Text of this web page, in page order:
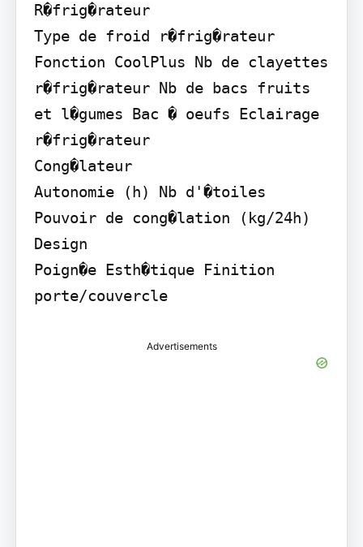
R�frig�rateur
Type de froid r�frig�rateur
Fonction CoolPlus Nb de clayettes
r�frig�rateur Nb de bacs fruits
et l�gumes Bac � oeufs Eclairage
r�frig�rateur
Cong�lateur
Autonomie (h) Nb d'�toiles
Pouvoir de cong�lation (kg/24h)
Design
Poign�e Esth�tique Finition
porte/couvercle
Advertisements